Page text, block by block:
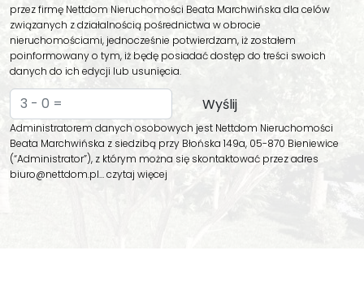
przez firmę Nettdom Nieruchomości Beata Marchwińska dla celów
związanych z działalnością pośrednictwa w obrocie
nieruchomościami, jednocześnie potwierdzam, iż zostałem
poinformowany o tym, iż będę posiadać dostęp do treści swoich
danych do ich edycji lub usunięcia.
Administratorem danych osobowych jest Nettdom Nieruchomości
Beata Marchwińska z siedzibą przy Błońska 149a, 05-870 Bieniewice
(“Administrator”), z którym można się skontaktować przez adres
biuro@nettdom.pl…czytaj więcej